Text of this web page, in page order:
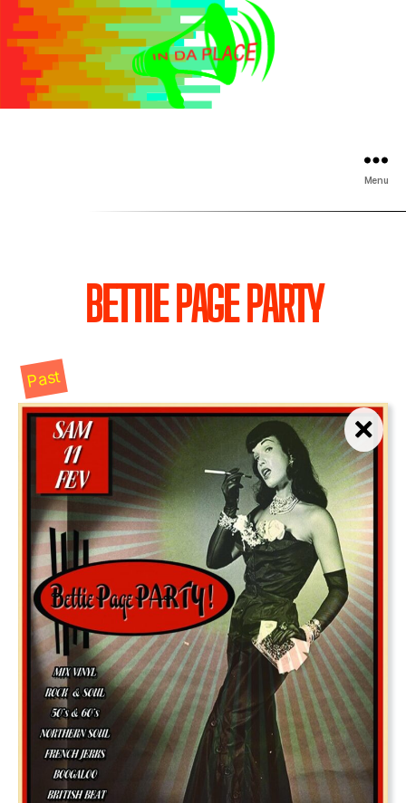
Menu
BETTIE PAGE PARTY
Past